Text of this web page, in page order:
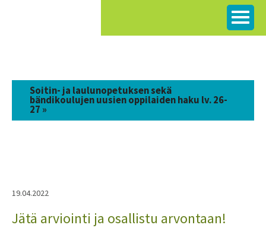
Soitin- ja laulunopetuksen sekä
bändikoulujen uusien oppilaiden haku lv. 26-
27 »
19.04.2022
Jätä arviointi ja osallistu arvontaan!